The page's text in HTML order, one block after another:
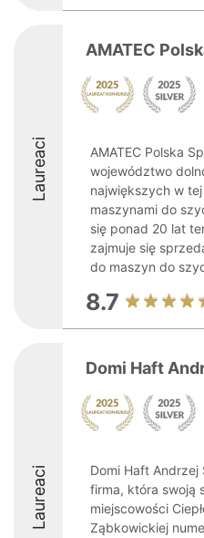
Laureaci
AMATEC
AMATEC Polska
województwo
największych w
maszynami do
się ponad 20 lat
zajmuje się
do maszyn do
8.7
Laureaci
Domi Haft
Domi Haft Andrzej
firma, która swoją
miejscowości
Ząbkowickiej